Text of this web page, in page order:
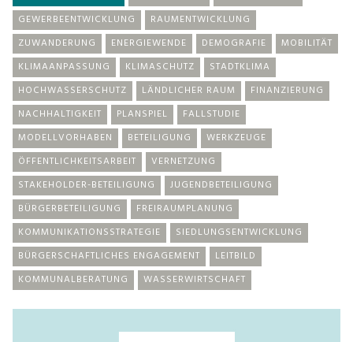
GEWERBEENTWICKLUNG
RAUMENTWICKLUNG
ZUWANDERUNG
ENERGIEWENDE DEMOGRAFIE
MOBILITÄT
KLIMAANPASSUNG
KLIMASCHUTZ
STADTKLIMA
HOCHWASSERSCHUTZ
LÄNDLICHER RAUM
FINANZIERUNG
NACHHALTIGKEIT
PLANSPIEL
FALLSTUDIE
MODELLVORHABEN
BETEILIGUNG
WERKZEUGE
ÖFFENTLICHKEITSARBEIT
VERNETZUNG
STAKEHOLDER-BETEILIGUNG
JUGENDBETEILIGUNG
BÜRGERBETEILIGUNG
FREIRAUMPLANUNG
KOMMUNIKATIONSSTRATEGIE
SIEDLUNGSENTWICKLUNG
BÜRGERSCHAFTLICHES ENGAGEMENT
LEITBILD
KOMMUNALBERATUNG
WASSERWIRTSCHAFT